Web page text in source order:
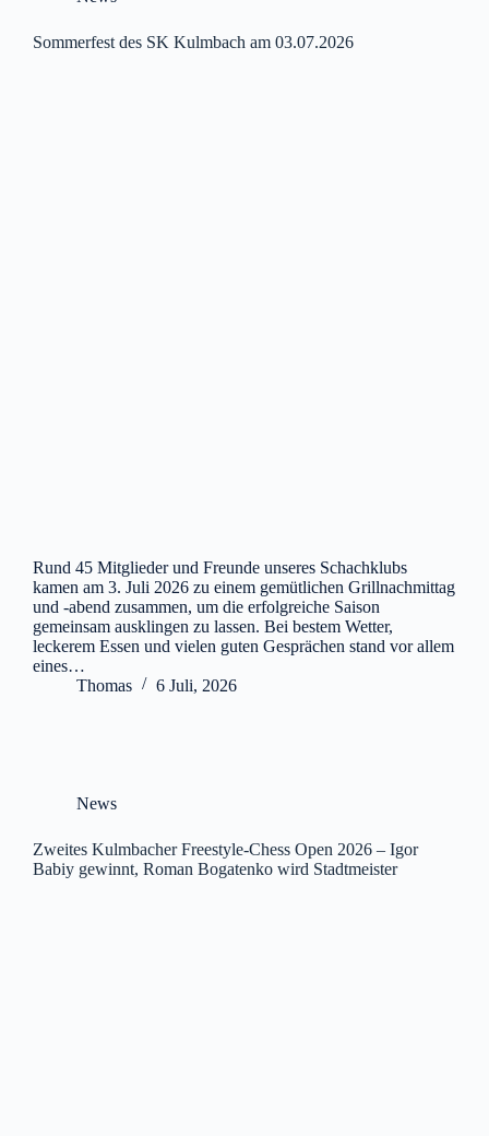
Sommerfest des SK Kulmbach am 03.07.2026
Rund 45 Mitglieder und Freunde unseres Schachklubs
kamen am 3. Juli 2026 zu einem gemütlichen Grillnachmittag
und -abend zusammen, um die erfolgreiche Saison
gemeinsam ausklingen zu lassen. Bei bestem Wetter,
leckerem Essen und vielen guten Gesprächen stand vor allem
eines…
Thomas
6 Juli, 2026
News
Zweites Kulmbacher Freestyle-Chess Open 2026 – Igor
Babiy gewinnt, Roman Bogatenko wird Stadtmeister